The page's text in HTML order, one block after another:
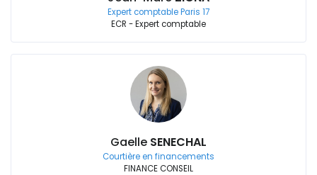
Expert comptable Paris 17
ECR - Expert comptable
Gaelle SENECHAL
Courtière en financements
FINANCE CONSEIL